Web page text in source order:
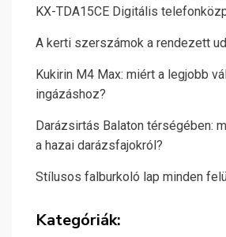
KX-TDA15CE Digitális
A kerti szerszámok a rendezett
Kukirin M4 Max: miért a legjobb
ingázáshoz?
Darázsirtás Balaton térségében:
a hazai darázsfajokról?
Stílusos falburkoló lap minden
Kategóriák: